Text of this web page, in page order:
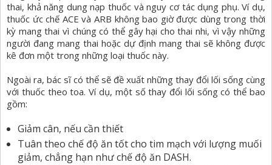
thai, khả năng dung nạp thuốc và nguy cơ tác dụng phụ. Ví dụ,
thuốc ức chế ACE và ARB không bao giờ được dùng trong thời
kỳ mang thai vì chúng có thể gây hại cho thai nhi, vì vậy những
người đang mang thai hoặc dự định mang thai sẽ không được
kê đơn một trong những loại thuốc này.
Ngoài ra, bác sĩ có thể sẽ đề xuất những thay đổi lối sống cùng
với thuốc theo toa. Ví dụ, một số thay đổi lối sống có thể bao
gồm:
Giảm cân, nếu cần thiết
Tuân theo chế độ ăn tốt cho tim mạch với lượng muối
giảm, chẳng hạn như chế độ ăn DASH.